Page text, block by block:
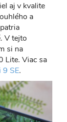
aj v kvalite
a
V tejto
si na
Lite. Viac sa
9 SE.